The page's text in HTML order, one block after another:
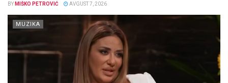
BY MIŠKO PETROVIĆ AVGUST 7, 2026
MUZIKA